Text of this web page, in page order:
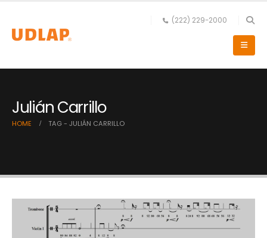
(222) 229-2000
Julián Carrillo
HOME TAG - JULIÁN CARRILLO